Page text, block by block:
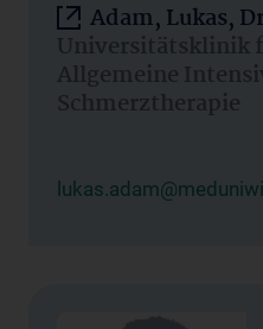
Adam, Lukas,
Universitätsklinik
Allgemeine
Schmerztherapie